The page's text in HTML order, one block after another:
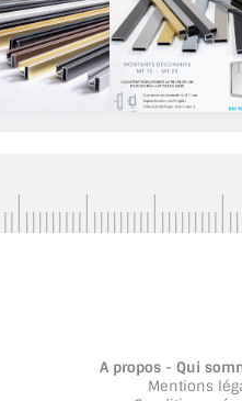
A propos - Qui
Mentions